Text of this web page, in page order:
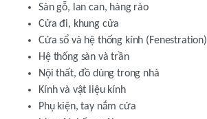
Sàn gỗ, lan can, hàng rào
Cửa đi, khung cửa
Cửa sổ và hệ thống kính (Fenestration)
Hệ thống sàn và trần
Nội thất, đồ dùng trong nhà
Kính và vật liệu kính
Phụ kiện, tay nắm cửa